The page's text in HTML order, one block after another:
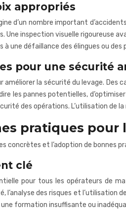
appropriés
d’un nombre important
Une inspection visuelle
une défaillance des élingues ou des
pour une sécurité
la sécurité du levage.
les pannes potentielles,
des opérations. L’utilisation
pratiques pour
concrètes et l’adoption de bonnes
clé
pour tous les opérateurs de
l’analyse des risques et
formation insuffisante ou